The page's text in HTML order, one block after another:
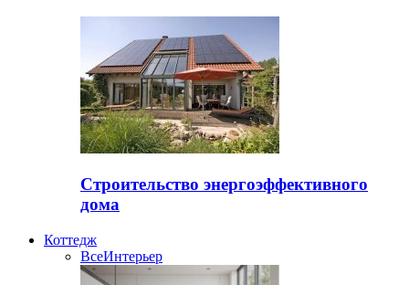
Строительство энергоэффективного
дома
Коттедж
ВсеИнтерьер